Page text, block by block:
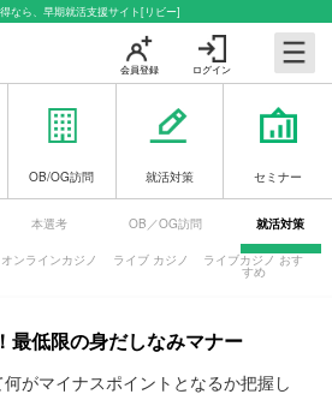
なら、早期就活支援サイト[リビー]
ログイン
会員登録
OB/OG訪問 就活対策 セミナー
本選考 OB／OG訪問 就活対策
オンラインカジノ ライブ カジノ ライブカジノ おす
すめ
最低限の身だしなみマナー
がマイナスポイントとなるか把握し